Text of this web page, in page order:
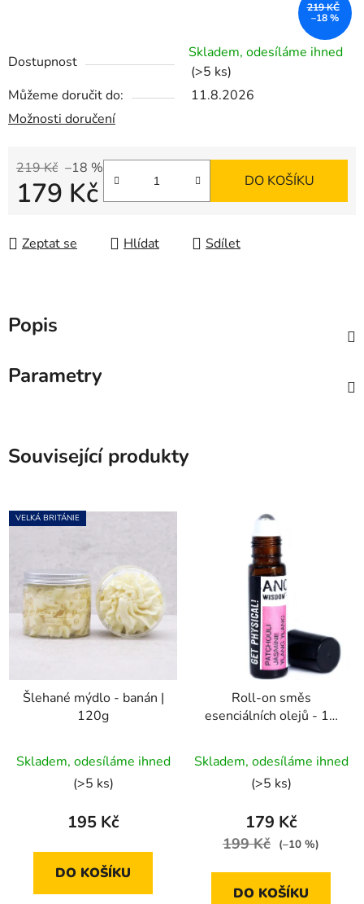
Dostupnost
Skladem, odesíláme ihned
(>5 ks)
Můžeme doručit do:
11.8.2026
Možnosti doručení
219 Kč –18 %
179 Kč DO KOŠÍKU
Zeptat se Hlídat Sdílet
219 KČ
–18 %
Popis
Parametry
Související produkty
VELKÁ BRITÁNIE
Šlehané mýdlo - banán |
120g
hodnocení
produktu
je
z
5
Skladem, odesíláme ihned
(>5 ks)
195 Kč
DO KOŠÍKU
Roll-on směs
esenciálních olejů - 10
Skladem, odesíláme ihned
(>5 ks)
179 Kč
199 Kč (–10 %)
DO KOŠÍKU